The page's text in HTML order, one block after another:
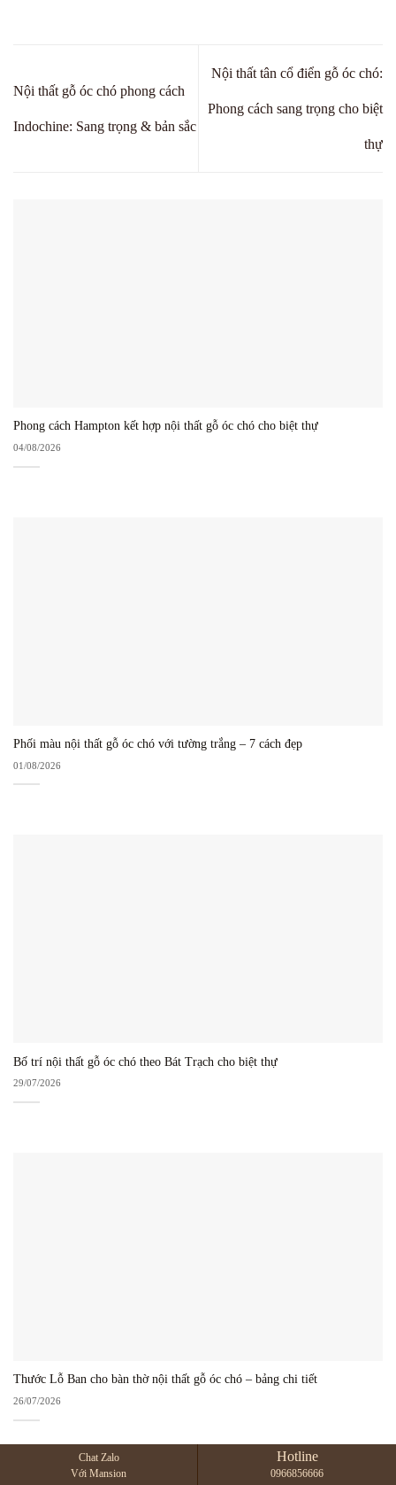
Nội thất gỗ óc chó phong cách
Indochine: Sang trọng & bản sắc
Nội thất tân cổ điển gỗ óc chó:
Phong cách sang trọng cho biệt
thự
Phong cách Hampton kết hợp nội thất gỗ óc chó cho biệt thự
04/08/2026
Phối màu nội thất gỗ óc chó với tường trắng – 7 cách đẹp
01/08/2026
Bố trí nội thất gỗ óc chó theo Bát Trạch cho biệt thự
29/07/2026
Thước Lỗ Ban cho bàn thờ nội thất gỗ óc chó – bảng chi tiết
26/07/2026
Chat Zalo
Với Mansion
Hotline
0966856666